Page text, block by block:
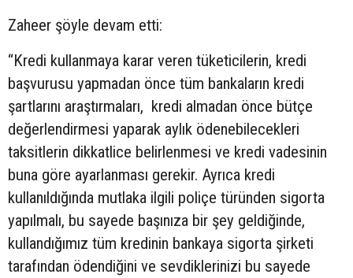
Zaheer şöyle devam etti:
“Kredi kullanmaya karar veren tüketicilerin, kredi
başvurusu yapmadan önce tüm bankaların kredi
şartlarını araştırmaları, kredi almadan önce bütçe
değerlendirmesi yaparak aylık ödenebilecekleri
taksitlerin dikkatlice belirlenmesi ve kredi vadesinin
buna göre ayarlanması gerekir. Ayrıca kredi
kullanıldığında mutlaka ilgili poliçe türünden sigorta
yapılmalı, bu sayede başınıza bir şey geldiğinde,
kullandığımız tüm kredinin bankaya sigorta şirketi
tarafından ödendiğini ve sevdiklerinizi bu sayede